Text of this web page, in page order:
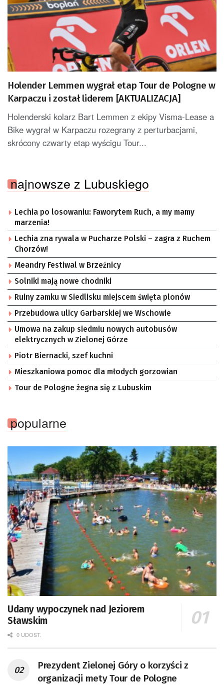
Holender Lemmen wygrał etap Tour de Pologne w
Karpaczu i został liderem [AKTUALIZACJA]
Holenderski kolarz Bart Lemmen z ekipy Visma-Lease a
Bike wygrał w Karpaczu rozegrany z perturbacjami,
skrócony czwarty etap wyścigu Tour...
najnowsze z Lubuskiego
Lechia po losowaniu: Faworytem Ruch, a my mamy
marzenia!
Lechia zna rywala w Pucharze Polski – zagra z Ruchem
Chorzów!
Meandry Festiwal w Brzeźnicy
Solniki mają nowe chodniki
Ruiny zamku w Siedlisku miejscem święta plonów
Przebudowa ulicy Garbarskiej we Wschowie
Umowa na zakup siedmiu nowych autobusów
elektrycznych w Zielonej Górze
Piotr Biernacki, szef kuchni
Mieszkaniowa pomoc dla młodych gorzowian
Tour de Pologne żegna się z Lubuskim
popularne
Udany wypoczynek nad Jeziorem
Sławskim
0 UDOST.
Prezydent Zielonej Góry o korzyści z
organizacji mety Tour de Pologne